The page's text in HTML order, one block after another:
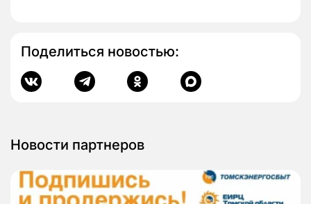
Поделиться новостью:
Новости партнеров